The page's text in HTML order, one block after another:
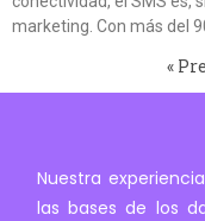
marketing. Con más del
«
Nuestra
las bases de los